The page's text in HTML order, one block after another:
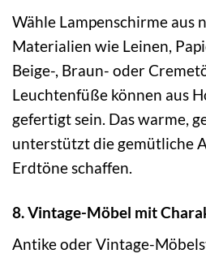
Wähle Lampenschirme aus
Materialien wie Leinen,
Beige-, Braun- oder
Leuchtenfüße können aus
gefertigt sein. Das warme,
unterstützt die gemütliche
Erdtöne schaffen.
8. Vintage-Möbel mit
Antike oder Vintage-